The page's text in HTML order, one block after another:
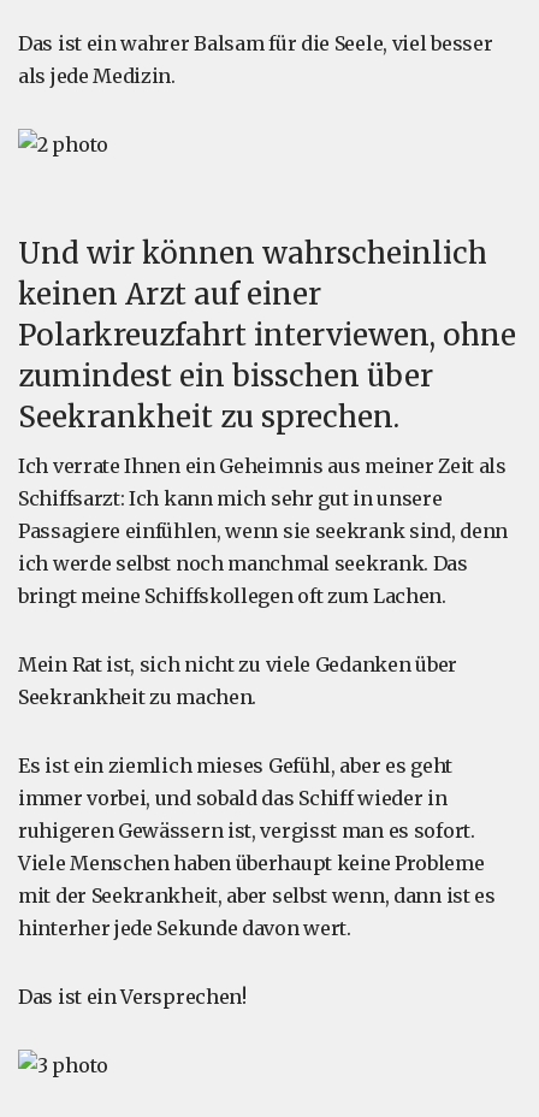
Das ist ein wahrer Balsam für die Seele, viel besser
als jede Medizin.
Und wir können wahrscheinlich
keinen Arzt auf einer
Polarkreuzfahrt interviewen, ohne
zumindest ein bisschen über
Seekrankheit zu sprechen.
Ich verrate Ihnen ein Geheimnis aus meiner Zeit als
Schiffsarzt: Ich kann mich sehr gut in unsere
Passagiere einfühlen, wenn sie seekrank sind, denn
ich werde selbst noch manchmal seekrank. Das
bringt meine Schiffskollegen oft zum Lachen.
Mein Rat ist, sich nicht zu viele Gedanken über
Seekrankheit zu machen.
Es ist ein ziemlich mieses Gefühl, aber es geht
immer vorbei, und sobald das Schiff wieder in
ruhigeren Gewässern ist, vergisst man es sofort.
Viele Menschen haben überhaupt keine Probleme
mit der Seekrankheit, aber selbst wenn, dann ist es
hinterher jede Sekunde davon wert.
Das ist ein Versprechen!